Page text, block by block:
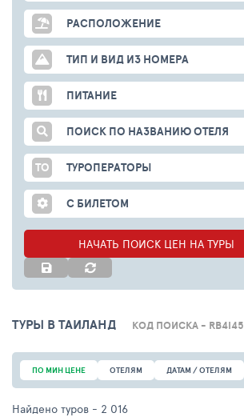
РАСПОЛОЖЕНИЕ
ТИП И ВИД ИЗ НОМЕРА
ПИТАНИЕ
ПОИСК ПО НАЗВАНИЮ ОТЕЛЯ
ТО ТУРОПЕРАТОРЫ
С БИЛЕТОМ
НАЧАТЬ ПОИСК ЦЕН НА ТУРЫ
ТУРЫ В ТАИЛАНД КОД ПОИСКА - RB4I45
ПО МИН ЦЕНЕ ОТЕЛЯМ ДАТАМ / ОТЕЛЯМ
Найдено туров - 2 016